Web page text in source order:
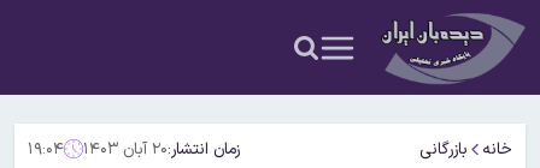
خانه بازرگانی زمان انتشار:۲۰ آبان ۱۴۰۳ ۱۹:۰۴